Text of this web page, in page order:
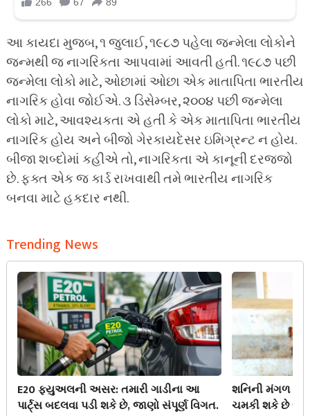
આ કાયદા મુજબ, ૧ જુલાઈ, ૧૯૮૭ પહેલા જન્મેલા લોકોને
જન્મથી જ નાગરિકતા આપવામાં આવતી હતી. ૧૯૮૭ પછી
જન્મેલા લોકો માટે, ઓછામાં ઓછા એક માતાપિતા ભારતીય
નાગરિક હોવા જોઈએ. ૩ ડિસેમ્બર, ૨૦૦૪ પછી જન્મેલા
લોકો માટે, આવશ્યકતા એ હતી કે એક માતાપિતા ભારતીય
નાગરિક હોય અને બીજો ગેરકાયદેસર ઇમિગ્રન્ટ ન હોય.
બીજા શબ્દોમાં કહીએ તો, નાગરિકતા એ કાનૂની દરજ્જો
છે. ફક્ત એક જ કાર્ડ રાખવાથી તમે ભારતીય નાગરિક
બનવા માટે હકદાર નથી.
Trending News
E20 ફ્યુઅલની અસર: તમારી ગાડીના આ
પાર્ટ્સ બદલવા પડી શકે છે, જાણો સંપૂર્ણ વિગત.
શનિની મંગળ પર
ચમકી શકે છે